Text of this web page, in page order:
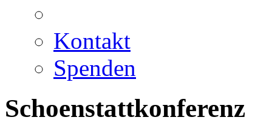
Kontakt
Spenden
Schoenstattkonferenz